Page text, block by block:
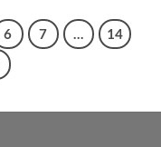
6 7 …
14